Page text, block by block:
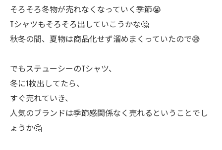
そろそろ冬物が売れなくなっていく季節😭
Tシャツもそろそろ出していこうかな🤔
秋冬の間、夏物は商品化せず溜めまくっていたので😅
でもステューシーのTシャツ、
冬に1枚出してたら、
すぐ売れていき、
人気のブランドは季節感関係なく売れるということでし
ょうか🤔